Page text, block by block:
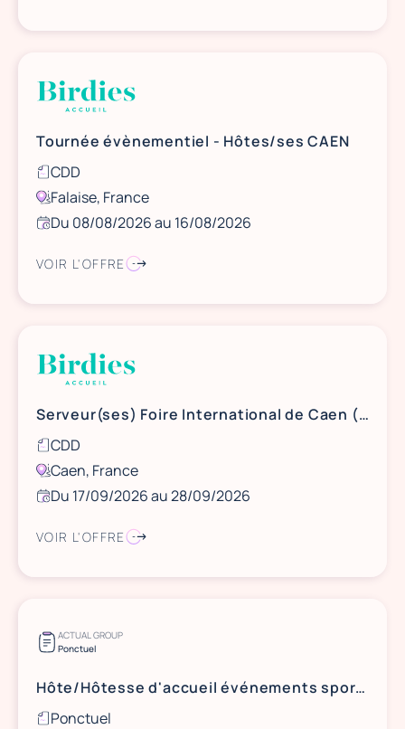
Tournée évènementiel - Hôtes/ses CAEN
CDD
Falaise, France
Du 08/08/2026 au 16/08/2026
VOIR L'OFFRE
Serveur(ses) Foire International de Caen (14)
CDD
Caen, France
Du 17/09/2026 au 28/09/2026
VOIR L'OFFRE
ACTUAL GROUP
Ponctuel
Hôte/Hôtesse d'accueil événements sportifs Bayonne
Ponctuel